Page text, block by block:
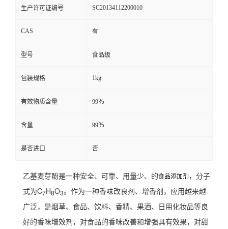
生产许可证编号 SC20134112200010
CAS 有
型号 食品级
包装规格 1kg
有效物质含量 99％
含量 99％
是否进口 否
乙基麦芽酚是一种安全、可靠、用量少、的食品添加剂 ，分子
式为C7H8O3。作为一种香味改良剂、增香剂，应用越来越
广泛，是烟草、食品、饮料、香精、果酒、日用化妆品等良
好的香味增效剂，对食品的香味改善和增强具有效果，对甜